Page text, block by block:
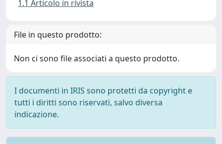
1.1 Articolo in rivista
File in questo prodotto:
Non ci sono file associati a questo prodotto.
I documenti in IRIS sono protetti da copyright e
tutti i diritti sono riservati, salvo diversa
indicazione.